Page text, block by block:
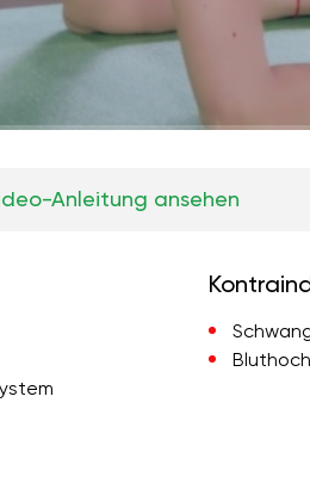
die
Anleitung ansehen